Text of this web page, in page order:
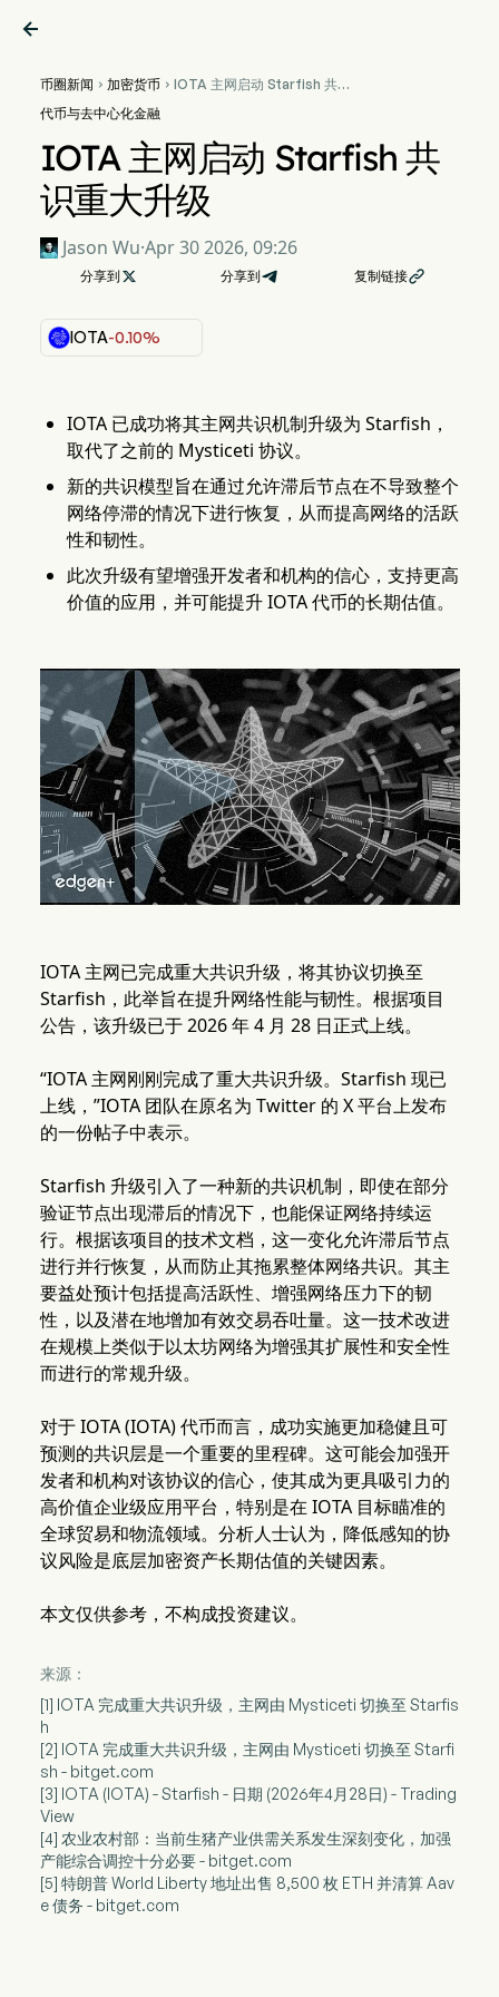

币圈新闻  加密货币  IOTA 主网启动 Starfish 共识
代币与去中心化金融
IOTA 主网启动 Starfish 共
识重大升级
Jason Wu·Apr 30 2026, 09:26
分享到  分享到 复制链接
IOTA-0.10%
IOTA 已成功将其主网共识机制升级为 Starfish，
取代了之前的 Mysticeti 协议。
新的共识模型旨在通过允许滞后节点在不导致整个
网络停滞的情况下进行恢复，从而提高网络的活跃
性和韧性。
此次升级有望增强开发者和机构的信心，支持更高
价值的应用，并可能提升 IOTA 代币的长期估值。
IOTA 主网已完成重大共识升级，将其协议切换至
Starfish，此举旨在提升网络性能与韧性。根据项目
公告，该升级已于 2026 年 4 月 28 日正式上线。
“IOTA 主网刚刚完成了重大共识升级。Starfish 现已
上线，”IOTA 团队在原名为 Twitter 的 X 平台上发布
的一份帖子中表示。
Starfish 升级引入了一种新的共识机制，即使在部分
验证节点出现滞后的情况下，也能保证网络持续运
行。根据该项目的技术文档，这一变化允许滞后节点
进行并行恢复，从而防止其拖累整体网络共识。其主
要益处预计包括提高活跃性、增强网络压力下的韧
性，以及潜在地增加有效交易吞吐量。这一技术改进
在规模上类似于以太坊网络为增强其扩展性和安全性
而进行的常规升级。
对于 IOTA (IOTA) 代币而言，成功实施更加稳健且可
预测的共识层是一个重要的里程碑。这可能会加强开
发者和机构对该协议的信心，使其成为更具吸引力的
高价值企业级应用平台，特别是在 IOTA 目标瞄准的
全球贸易和物流领域。分析人士认为，降低感知的协
议风险是底层加密资产长期估值的关键因素。
本文仅供参考，不构成投资建议。
来源：
[1] IOTA 完成重大共识升级，主网由 Mysticeti 切换至 Starfis
h
[2] IOTA 完成重大共识升级，主网由 Mysticeti 切换至 Starfi
sh - bitget.com
[3] IOTA (IOTA) - Starfish - 日期 (2026年4月28日) - Trading
View
[4] 农业农村部：当前生猪产业供需关系发生深刻变化，加强
产能综合调控十分必要 - bitget.com
[5] 特朗普 World Liberty 地址出售 8,500 枚 ETH 并清算 Aav
e 债务 - bitget.com